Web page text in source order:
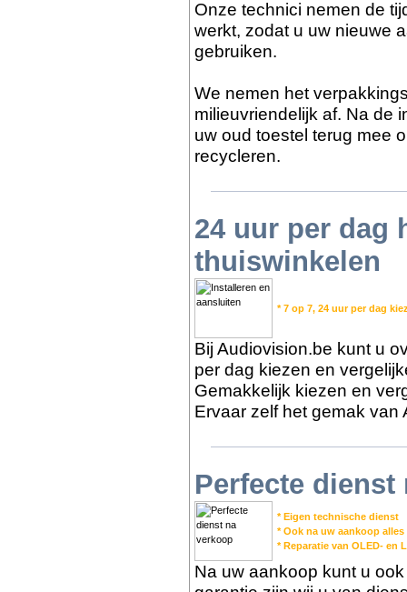
Onze technici nemen de
werkt, zodat u uw nieuwe
gebruiken.
We nemen het
milieuvriendelijk af. Na de
uw oud toestel terug mee
recycleren.
24 uur per dag
thuiswinkelen
* 7 op 7, 24 uur per dag
Bij Audiovision.be kunt u
per dag kiezen en
Gemakkelijk kiezen en
Ervaar zelf het gemak van
Perfecte dienst
* Eigen technische dienst
* Ook na uw aankoop
* Reparatie van OLED- en
Na uw aankoop kunt u